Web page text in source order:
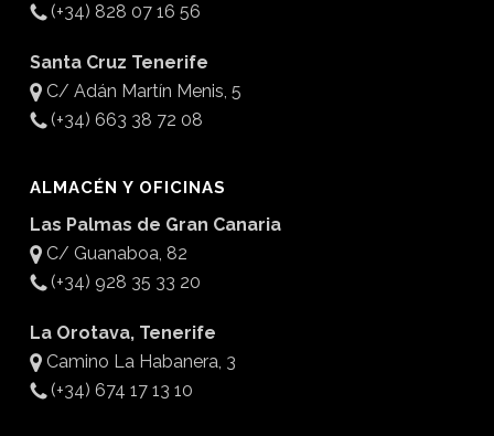
(+34) 828 07 16 56
Santa Cruz Tenerife
C/ Adán Martín Menis, 5
(+34) 663 38 72 08
ALMACÉN Y OFICINAS
Las Palmas de Gran Canaria
C/ Guanaboa, 82
(+34) 928 35 33 20
La Orotava, Tenerife
Camino La Habanera, 3
(+34) 674 17 13 10